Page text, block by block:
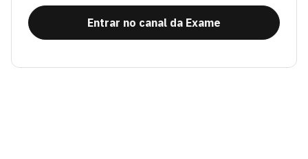
Entrar no canal da Exame